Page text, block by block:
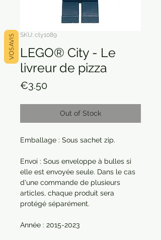
SKU: cty1089
LEGO® City - Le
livreur de pizza
€3.50Price
Out of Stock
Emballage : Sous sachet zip.
Envoi : Sous enveloppe à bulles si
elle est envoyée seule. Dans le cas
d'une commande de plusieurs
articles, chaque produit sera
protégé séparément.
Année : 2015-2023
VOS AVIS